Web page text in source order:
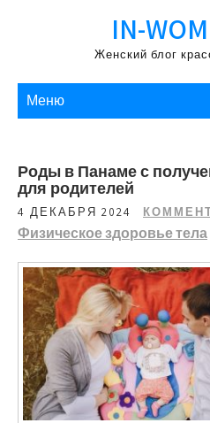
IN-
Женский блог
Меню
Роды в Панаме с
для родителей
4 ДЕКАБРЯ 2024
Физическое здоровье тела